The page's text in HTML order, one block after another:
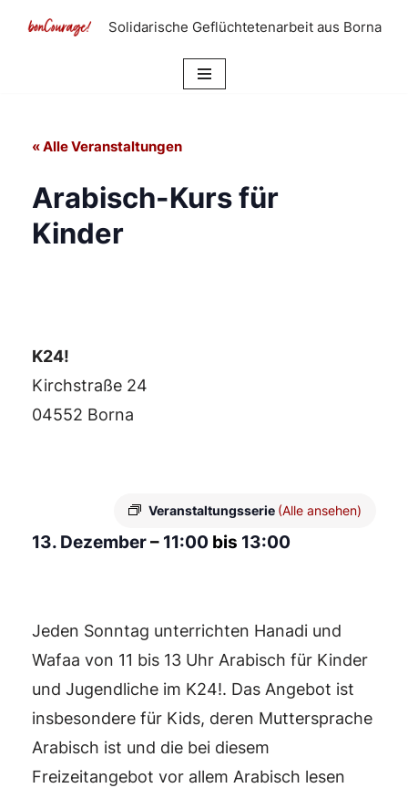
Solidarische Geflüchtetenarbeit aus Borna
« Alle Veranstaltungen
Arabisch-Kurs für
Kinder
K24!
Kirchstraße 24
04552 Borna
Veranstaltungsserie (Alle ansehen)
13. Dezember– 11:00 bis 13:00
Jeden Sonntag unterrichten Hanadi und
Wafaa von 11 bis 13 Uhr Arabisch für Kinder
und Jugendliche im K24!. Das Angebot ist
insbesondere für Kids, deren Muttersprache
Arabisch ist und die bei diesem
Freizeitangebot vor allem Arabisch lesen